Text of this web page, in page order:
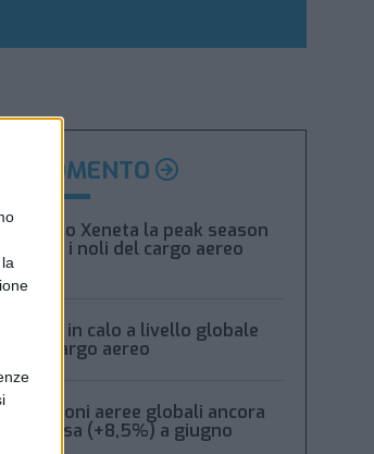
ARGOMENTO
Secondo Xeneta la peak season
frena e i noli del cargo aereo
calano
Volumi in calo a livello globale
per il cargo aereo
Spedizioni aeree globali ancora
in ripresa (+8,5%) a giugno